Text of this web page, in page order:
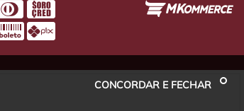
CONCORDAR E FECHAR